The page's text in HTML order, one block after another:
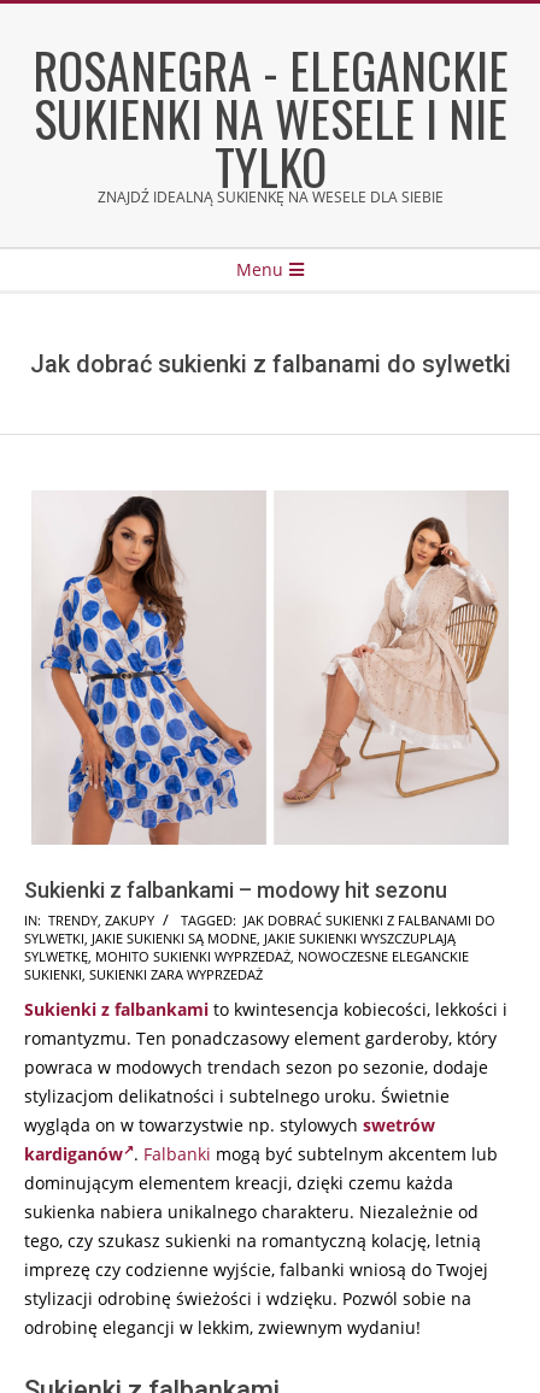
contentROSANEGRA - ELEGANCKIE
SUKIENKI NA WESELE I NIE
TYLKO
ZNAJDŹ IDEALNĄ SUKIENKĘ NA WESELE DLA SIEBIE
Menu
Jak dobrać sukienki z falbanami do sylwetki
Sukienki z falbankami – modowy hit sezonu
2025-
09-
09
IN: TRENDY, ZAKUPY TAGGED: JAK DOBRAĆ SUKIENKI Z FALBANAMI DO
SYLWETKI, JAKIE SUKIENKI SĄ MODNE, JAKIE SUKIENKI WYSZCZUPLAJĄ
SYLWETKĘ, MOHITO SUKIENKI WYPRZEDAŻ, NOWOCZESNE ELEGANCKIE
SUKIENKI, SUKIENKI ZARA WYPRZEDAŻ
Sukienki z falbankami to kwintesencja kobiecości, lekkości i
romantyzmu. Ten ponadczasowy element garderoby, który
powraca w modowych trendach sezon po sezonie, dodaje
stylizacjom delikatności i subtelnego uroku. Świetnie
wygląda on w towarzystwie np. stylowych swetrów
kardiganów . Falbanki mogą być subtelnym akcentem lub
dominującym elementem kreacji, dzięki czemu każda
sukienka nabiera unikalnego charakteru. Niezależnie od
tego, czy szukasz sukienki na romantyczną kolację, letnią
imprezę czy codzienne wyjście, falbanki wniosą do Twojej
stylizacji odrobinę świeżości i wdzięku. Pozwól sobie na
odrobinę elegancji w lekkim, zwiewnym wydaniu!